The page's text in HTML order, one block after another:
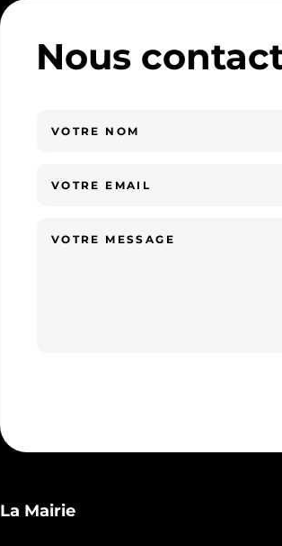
Nous
La Mairie